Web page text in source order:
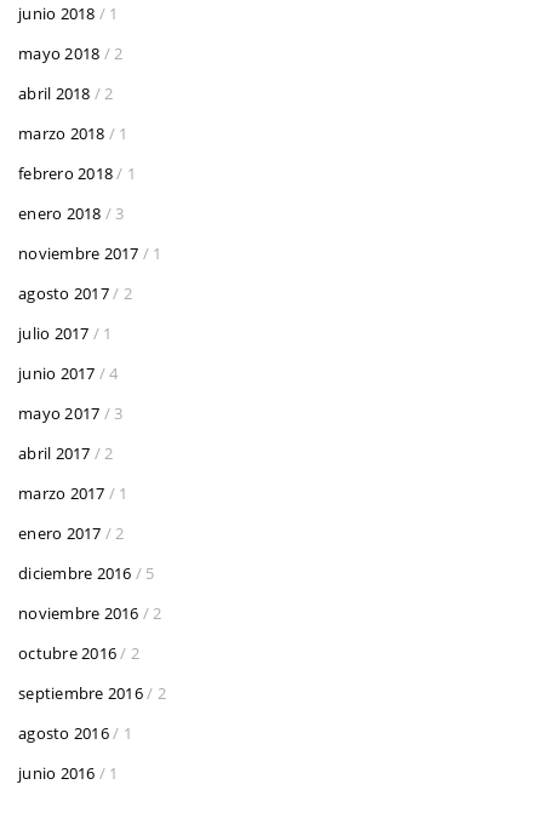
junio 2018 / 1
mayo 2018 / 2
abril 2018 / 2
marzo 2018 / 1
febrero 2018/ 1
enero 2018 / 3
noviembre 2017 / 1
agosto 2017/ 2
julio 2017 / 1
junio 2017 / 4
mayo 2017 / 3
abril 2017 / 2
marzo 2017 / 1
enero 2017 / 2
diciembre 2016 / 5
noviembre 2016 / 2
octubre 2016/ 2
septiembre 2016/ 2
agosto 2016/ 1
junio 2016 / 1